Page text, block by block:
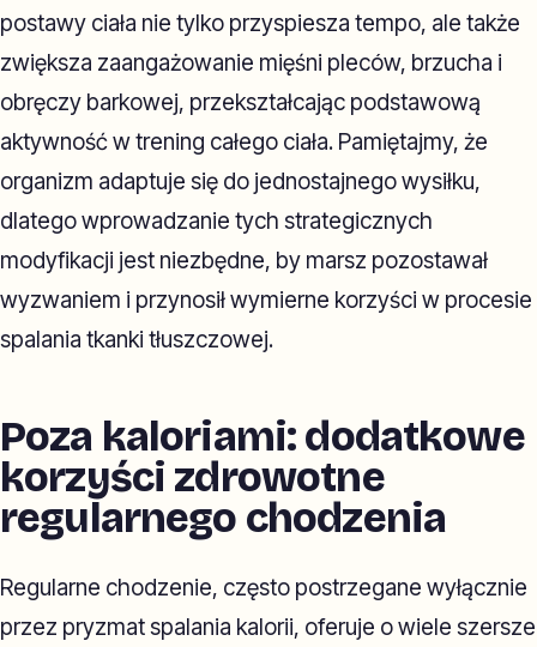
postawy ciała nie tylko przyspiesza tempo, ale także
zwiększa zaangażowanie mięśni pleców, brzucha i
obręczy barkowej, przekształcając podstawową
aktywność w trening całego ciała. Pamiętajmy, że
organizm adaptuje się do jednostajnego wysiłku,
dlatego wprowadzanie tych strategicznych
modyfikacji jest niezbędne, by marsz pozostawał
wyzwaniem i przynosił wymierne korzyści w procesie
spalania tkanki tłuszczowej.
Poza kaloriami: dodatkowe
korzyści zdrowotne
regularnego chodzenia
Regularne chodzenie, często postrzegane wyłącznie
przez pryzmat spalania kalorii, oferuje o wiele szersze